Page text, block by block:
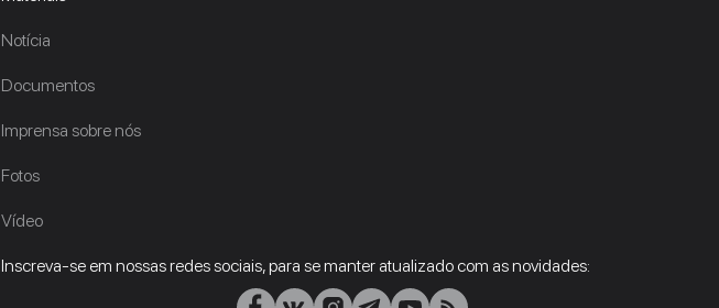
Notícia
Documentos
Imprensa sobre nós
Fotos
Vídeo
Inscreva-se em nossas redes sociais, para se manter atualizado com as novidades: